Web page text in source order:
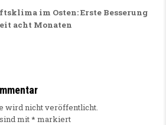
im Osten: Erste Besserung
acht Monaten
wird nicht veröffentlicht.
mit* markiert